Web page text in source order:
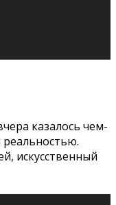
когда
организм
как бороться со